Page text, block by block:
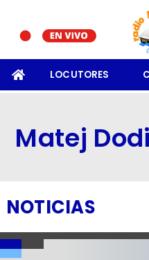
LOCUTORES
Matej
NOTICIAS